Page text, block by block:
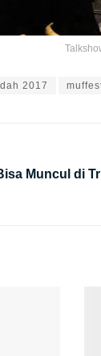
2017
Muncul di